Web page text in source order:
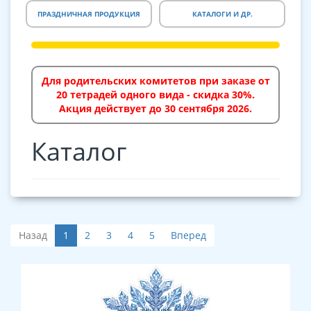
ПРАЗДНИЧНАЯ ПРОДУКЦИЯ КАТАЛОГИ И ДР.
Для родительских комитетов при заказе от
20 тетрадей одного вида - скидка 30%.
Акция действует до 30 сентября 2026.
Каталог
Назад 1 2 3 4 5 Вперед